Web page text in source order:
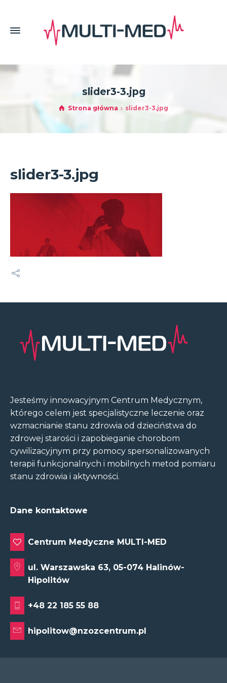
slider3-3.jpg
Strona główna slider3-3.jpg
slider3-3.jpg
Jesteśmy innowacyjnym Centrum Medycznym,
którego celem jest specjalistyczne leczenie oraz
wzmacnianie stanu zdrowia od dzieciństwa do
zdrowej starości i zapobieganie chorobom
cywilizacyjnym przy pomocy spersonalizowanych
terapii funkcjonalnych i mobilnych metod pomiaru
stanu zdrowia i aktywności.
Dane kontaktowe
Centrum Medyczne MULTI-MED
ul. Warszawska 63, 05-074 Halinów-
Hipolitów
+48 22 185 55 88
hipolitow@nzozcentrum.pl